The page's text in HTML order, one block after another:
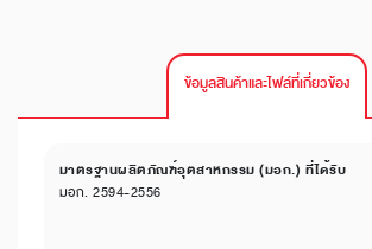
ข้อมูลสินค้าและไฟล์ที่เกี่ยวข้อง
มาตรฐานผลิตภัณฑ์อุตสาหกรรม (มอก.) ที่ได้รับ
มอก. 2594-2556